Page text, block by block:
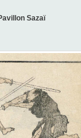
Sazaï